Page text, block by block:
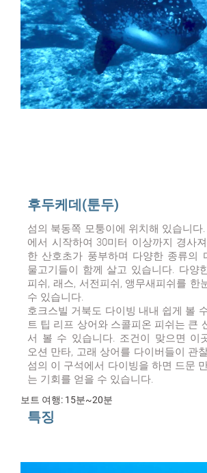
후두케데(툰두)
섬의 북동쪽 모퉁이에 위치해 있습니다
에서 시작하여 30미터 이상까지 경사
한 산호초가 풍부하며 다양한 종류의
물고기들이 함께 살고 있습니다. 다양
피쉬, 래스, 서전피쉬, 앵무새피쉬를 한
수 있습니다.
호크스빌 거북도 다이빙 내내 쉽게 볼
트 팁 리프 상어와 스콜피온 피쉬는 큰
서 볼 수 있습니다. 조건이 맞으면 이
오션 만타, 고래 상어를 다이버들이 관
섬의 이 구석에서 다이빙을 하면 드문
는 기회를 얻을 수 있습니다.
보트 여행: 15분~20분
특징